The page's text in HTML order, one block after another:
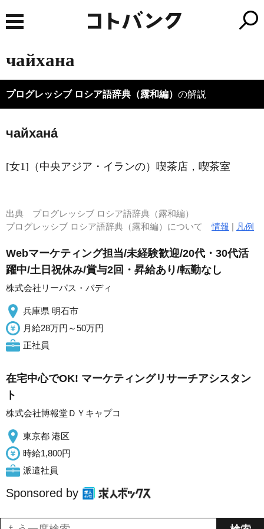
чайхана
プログレッシブ ロシア語辞典（露和編） の解説
чайхана́
[女1]（中央アジア・イランの）喫茶店，喫茶室
出典 プログレッシブ ロシア語辞典（露和編）
プログレッシブ ロシア語辞典（露和編）について情報 | 凡例
Webマーケティング担当/未経験歓迎/20代・30代活
躍中/土日祝休み/賞与2回・昇給あり/転勤なし
株式会社リーパス・バディ
兵庫県 明石市
月給28万円～50万円
正社員
在宅中心でOK! マーケティングリサーチアシスタン
ト
株式会社博報堂ＤＹキャプコ
東京都 港区
時給1,800円
派遣社員
Sponsored by